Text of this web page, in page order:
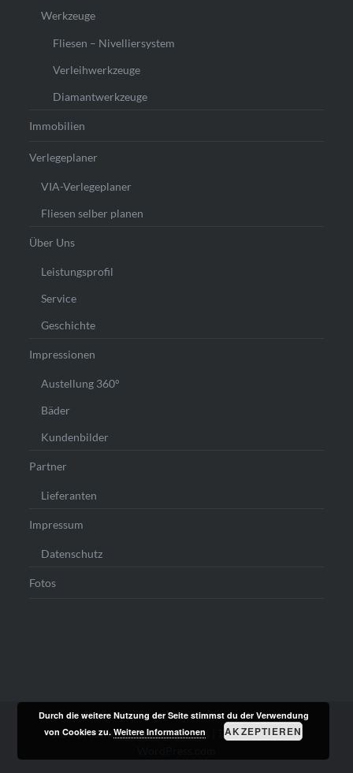
Werkzeuge
Fliesen – Nivelliersystem
Verleihwerkzeuge
Diamantwerkzeuge
Immobilien
Verlegeplaner
VIA-Verlegeplaner
Fliesen selber planen
Über Uns
Leistungsprofil
Service
Geschichte
Impressionen
Austellung 360°
Bäder
Kundenbilder
Partner
Lieferanten
Impressum
Datenschutz
Fotos
Stolz präsentiert von WordPress
Theme: Dyad von
Durch die weitere Nutzung der Seite stimmst du der Verwendung
von Cookies zu.Weitere Informationen AKZEPTIEREN